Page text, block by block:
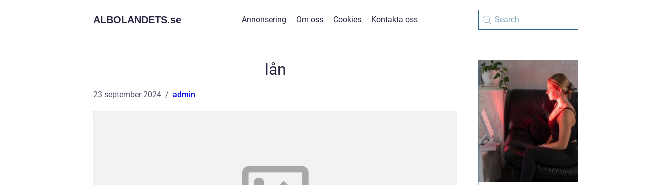
ALBOLANDETS.se Annonsering Om oss Cookies Kontakta oss
lån
23 september 2024 admin